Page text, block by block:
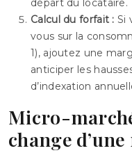
départ du locataire.
Calcul du forfait : Si
vous sur la
1), ajoutez une
anticiper les
d’indexation
Micro-
change